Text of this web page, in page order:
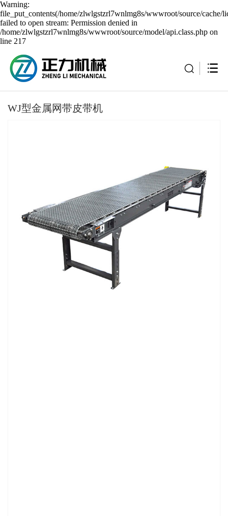
Warning:
file_put_contents(/home/zlwlgstzrl7wnlmg8s/wwwroot/source/cache/
failed to open stream: Permission denied in
/home/zlwlgstzrl7wnlmg8s/wwwroot/source/model/api.class.php on
line 217
WJ型金属网带皮带机